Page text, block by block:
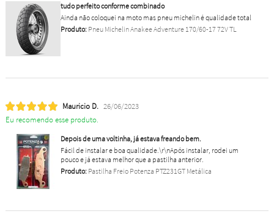
tudo perfeito conforme combinado
Ainda não coloquei na moto mas pneu michelin é qualidade total
Produto:Pneu Michelin Anakee Adventure 170/60-17 72V TL
Mauricio D. 26/06/2023
Eu recomendo esse produto.
Depois de uma voltinha, já estava freando bem.
Fácil de instalar e boa qualidade.\r\nApós instalar, rodei um
pouco e já estava melhor que a pastilha anterior.
Produto:Pastilha Freio Potenza PTZ231GT Metálica